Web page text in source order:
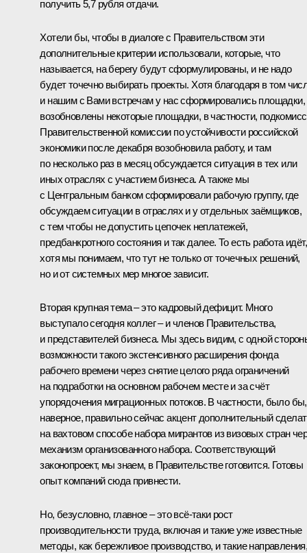
получить 5,7 рубля отдачи.
Хотели бы, чтобы в диалоге с Правительством эти
дополнительные критерии использовали, которые, что
называется, на берегу будут сформулированы, и не надо
будет точечно выбирать проекты. Хотя благодаря в том
и нашим с Вами встречам у нас сформировались площадки,
возобновлены некоторые площадки, в частности,
Правительственной комиссии по устойчивости российской
экономики после декабря возобновила работу, и там
по несколько раз в месяц обсуждается ситуация в тех или
иных отраслях с участием бизнеса. А также мы
с Центральным банком сформировали рабочую группу, где
обсуждаем ситуации в отраслях и у отдельных заёмщиков,
с тем чтобы не допустить цепочек неплатежей,
предбанкротного состояния и так далее. То есть работа идёт,
хотя мы понимаем, что тут не только от точечных решений,
но и от системных мер многое зависит.
Вторая крупная тема – это кадровый дефицит. Много
выступало сегодня коллег – и членов Правительства,
и представителей бизнеса. Мы здесь видим, с одной
возможности такого экстенсивного расширения фонда
рабочего времени через снятие целого ряда ограничений
на подработки на основном рабочем месте и за счёт
упорядочения миграционных потоков. В частности, было бы,
наверное, правильно сейчас акцент дополнительный
на вахтовом способе набора мигрантов из визовых стран
механизм организованного набора. Соответствующий
законопроект, мы знаем, в Правительстве готовится. Готовы
опыт компаний сюда привнести.
Но, безусловно, главное – это всё-таки рост
производительности труда, включая и такие уже известные
методы, как бережливое производство, и такие